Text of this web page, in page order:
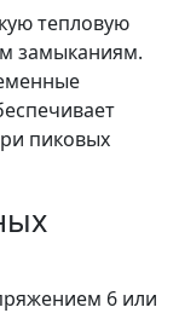
тепловую
замыканиям.
пиковых
6 или